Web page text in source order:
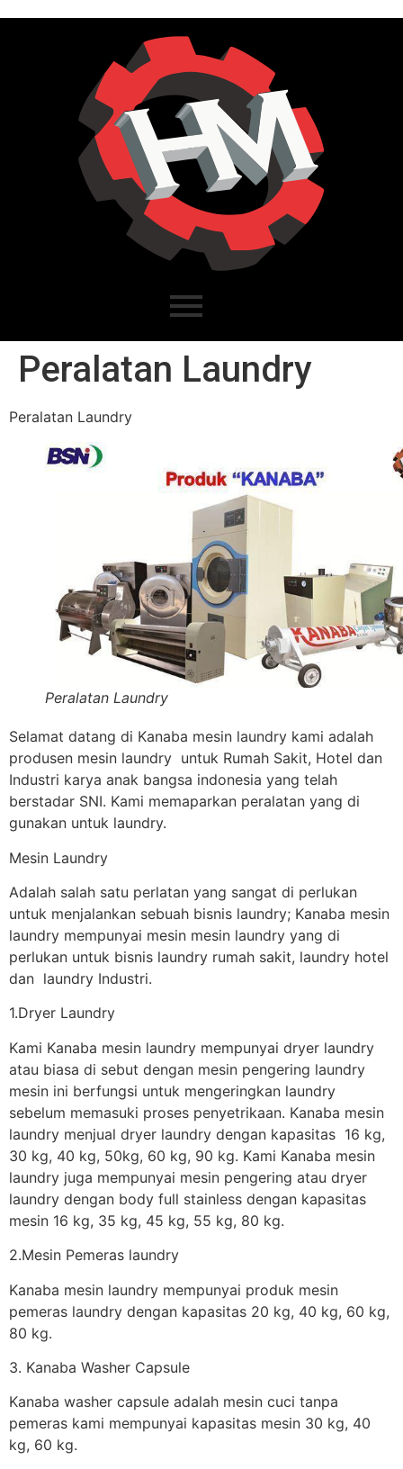
Peralatan Laundry
Peralatan Laundry
Peralatan Laundry
Selamat datang di Kanaba mesin laundry kami adalah
produsen mesin laundry untuk Rumah Sakit, Hotel dan
Industri karya anak bangsa indonesia yang telah
berstadar SNI. Kami memaparkan peralatan yang di
gunakan untuk laundry.
Mesin Laundry
Adalah salah satu perlatan yang sangat di perlukan
untuk menjalankan sebuah bisnis laundry; Kanaba mesin
laundry mempunyai mesin mesin laundry yang di
perlukan untuk bisnis laundry rumah sakit, laundry hotel
dan laundry Industri.
1.Dryer Laundry
Kami Kanaba mesin laundry mempunyai dryer laundry
atau biasa di sebut dengan mesin pengering laundry
mesin ini berfungsi untuk mengeringkan laundry
sebelum memasuki proses penyetrikaan. Kanaba mesin
laundry menjual dryer laundry dengan kapasitas 16 kg,
30 kg, 40 kg, 50kg, 60 kg, 90 kg. Kami Kanaba mesin
laundry juga mempunyai mesin pengering atau dryer
laundry dengan body full stainless dengan kapasitas
mesin 16 kg, 35 kg, 45 kg, 55 kg, 80 kg.
2.Mesin Pemeras laundry
Kanaba mesin laundry mempunyai produk mesin
pemeras laundry dengan kapasitas 20 kg, 40 kg, 60 kg,
80 kg.
3. Kanaba Washer Capsule
Kanaba washer capsule adalah mesin cuci tanpa
pemeras kami mempunyai kapasitas mesin 30 kg, 40
kg, 60 kg.